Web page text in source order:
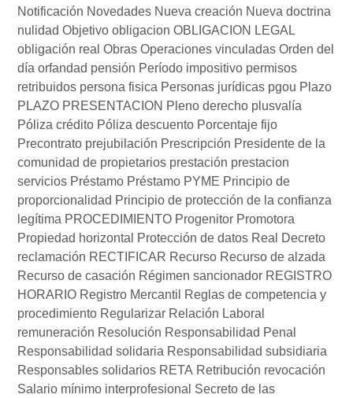
Notificación Novedades Nueva creación Nueva doctrina
nulidad Objetivo obligacion OBLIGACION LEGAL
obligación real Obras Operaciones vinculadas Orden del
día orfandad pensión Período impositivo permisos
retribuidos persona fisica Personas jurídicas pgou Plazo
PLAZO PRESENTACION Pleno derecho plusvalía
Póliza crédito Póliza descuento Porcentaje fijo
Precontrato prejubilación Prescripción Presidente de la
comunidad de propietarios prestación prestacion
servicios Préstamo Préstamo PYME Principio de
proporcionalidad Principio de protección de la confianza
legítima PROCEDIMIENTO Progenitor Promotora
Propiedad horizontal
Protección de datos Real Decreto
reclamación RECTIFICAR Recurso Recurso de alzada
Recurso de casación Régimen sancionador REGISTRO
HORARIO Registro Mercantil
Reglas de competencia y
procedimiento Regularizar Relación Laboral
remuneración Resolución Responsabilidad Penal
Responsabilidad solidaria Responsabilidad subsidiaria
Responsables solidarios RETA Retribución revocación
Salario mínimo interprofesional Secreto de las